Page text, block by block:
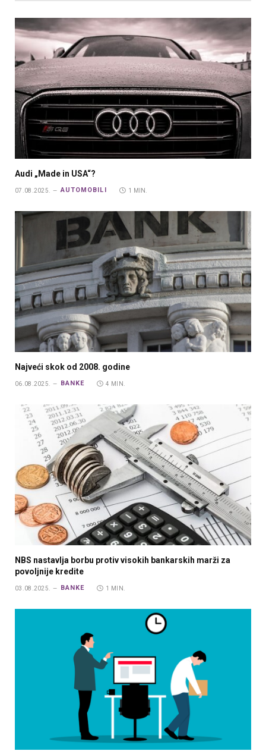
Audi „Made in USA“?
07.08.2025. AUTOMOBILI 1 MIN.
Najveći skok od 2008. godine
06.08.2025. BANKE 4 MIN.
NBS nastavlja borbu protiv visokih bankarskih marži za
povoljnije kredite
03.08.2025. BANKE 1 MIN.